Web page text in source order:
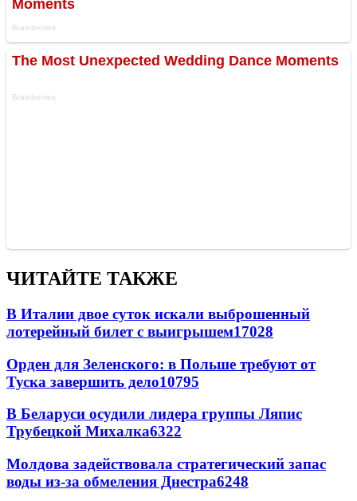
ЧИТАЙТЕ ТАКЖЕ
В Италии двое суток искали выброшенный
лотерейный билет с выигрышем17028
Орден для Зеленского: в Польше требуют от
Туска завершить дело10795
В Беларуси осудили лидера группы Ляпис
Трубецкой Михалка6322
Молдова задействовала стратегический запас
воды из-за обмеления Днестра6248